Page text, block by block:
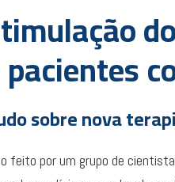
sobre nova
feito por um grupo de